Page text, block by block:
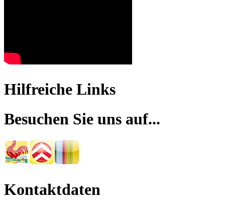
Hilfreiche Links
Besuchen Sie uns auf...
Kontaktdaten